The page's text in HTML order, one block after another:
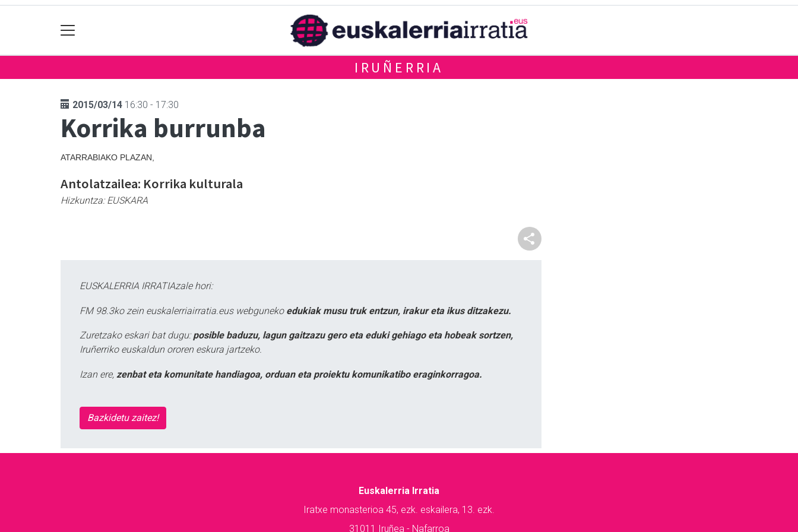
IRUÑERRIA
2015/03/14 16:30 - 17:30
Korrika burrunba
ATARRABIAKO PLAZAN,
Antolatzailea: Korrika kulturala
Hizkuntza:EUSKARA
EUSKALERRIA IRRATIAzale hori:
FM 98.3ko zein euskalerriairratia.eus webguneko edukiak musu truk entzun, irakur eta ikus ditzakezu.
Zuretzako eskari bat dugu: posible baduzu, lagun gaitzazu gero eta eduki gehiago eta hobeak sortzen,
Iruñerriko euskaldun ororen eskura jartzeko.
Izan ere, zenbat eta komunitate handiagoa, orduan eta proiektu komunikatibo eraginkorragoa.
Bazkidetu zaitez!
Euskalerria Irratia
Iratxe monasterioa 45, ezk. eskailera, 13. ezk.
31011 Iruñea - Nafarroa